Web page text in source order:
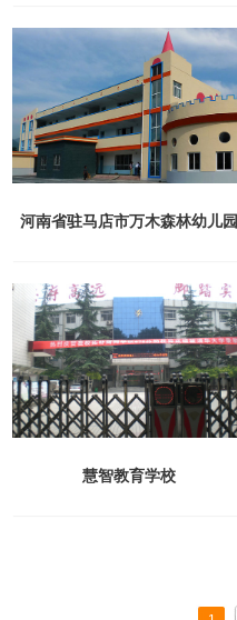
河南省驻马店市万木森林幼儿园
慧智教育学校